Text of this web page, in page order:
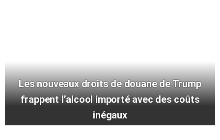
Les nouveaux droits de douane de Trump
frappent l’alcool importé avec des coûts
inégaux